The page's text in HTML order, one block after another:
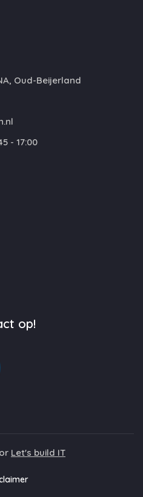
Oud-Beijerland
- 17:00
op!
Let's build IT